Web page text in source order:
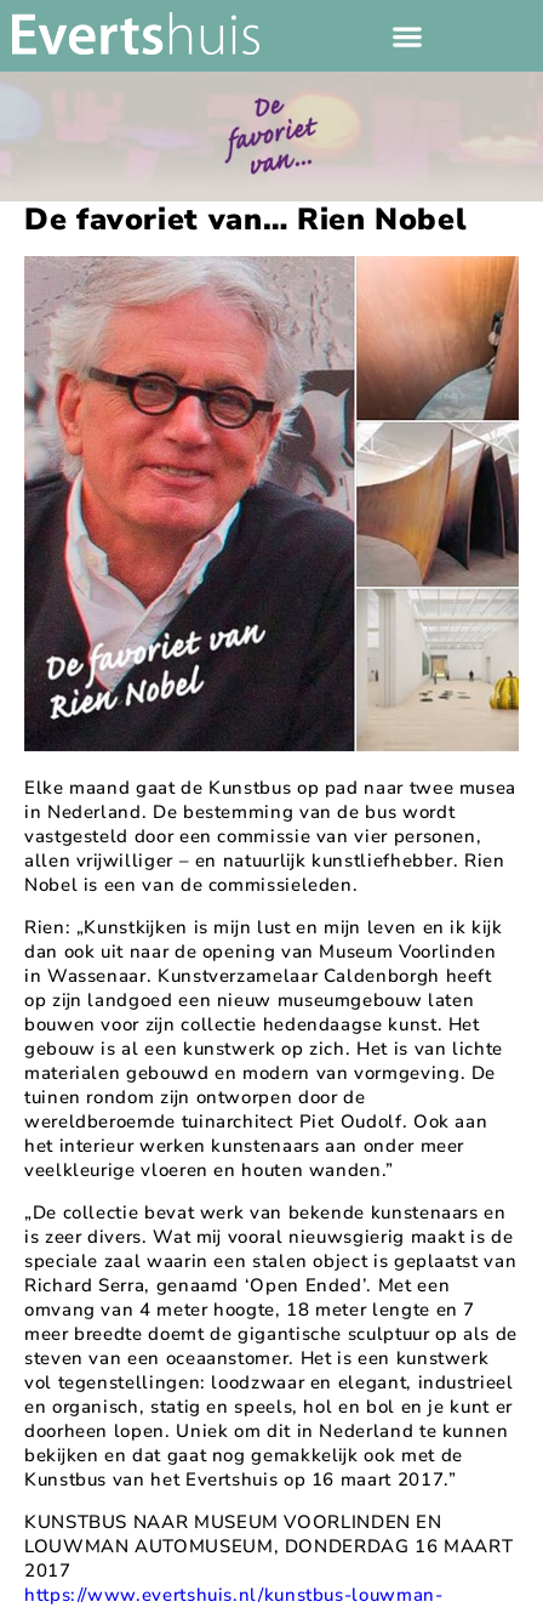
De favoriet van… Rien Nobel
Elke maand gaat de Kunstbus op pad naar twee musea
in Nederland. De bestemming van de bus wordt
vastgesteld door een commissie van vier personen,
allen vrijwilliger – en natuurlijk kunstliefhebber. Rien
Nobel is een van de commissieleden.
Rien: „Kunstkijken is mijn lust en mijn leven en ik kijk
dan ook uit naar de opening van Museum Voorlinden
in Wassenaar. Kunstverzamelaar Caldenborgh heeft
op zijn landgoed een nieuw museumgebouw laten
bouwen voor zijn collectie hedendaagse kunst. Het
gebouw is al een kunstwerk op zich. Het is van lichte
materialen gebouwd en modern van vormgeving. De
tuinen rondom zijn ontworpen door de
wereldberoemde tuinarchitect Piet Oudolf. Ook aan
het interieur werken kunstenaars aan onder meer
veelkleurige vloeren en houten wanden.”
„De collectie bevat werk van bekende kunstenaars en
is zeer divers. Wat mij vooral nieuwsgierig maakt is de
speciale zaal waarin een stalen object is geplaatst van
Richard Serra, genaamd ‘Open Ended’. Met een
omvang van 4 meter hoogte, 18 meter lengte en 7
meer breedte doemt de gigantische sculptuur op als de
steven van een oceaanstomer. Het is een kunstwerk
vol tegenstellingen: loodzwaar en elegant, industrieel
en organisch, statig en speels, hol en bol en je kunt er
doorheen lopen. Uniek om dit in Nederland te kunnen
bekijken en dat gaat nog gemakkelijk ook met de
Kunstbus van het Evertshuis op 16 maart 2017.”
KUNSTBUS NAAR MUSEUM VOORLINDEN EN
LOUWMAN AUTOMUSEUM, DONDERDAG 16 MAART
2017
https://www.evertshuis.nl/kunstbus-louwman-